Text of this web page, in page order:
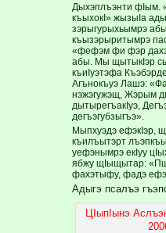
Дыхэплъэнти фIым.
къыхокI» жызыIа
зэрыгурыхьымрэ
къызэрыритымрэ
«фефэм фи фэр
абы. Мы щытыкIэр
къиIуэтэфа
Агънокъуэ Лашэ:
нэжэгужэщ, Жэрым
дытырегъакIуэ,
дегъэгубзыгъэ».
Мыпхуэдэ ефэкIэр,
къилъытэрт
уефэнымрэ екIуу
ябжу щIыщытар:
фахэтыфу, фадэ
ЦIыпIынэ
Адыгэ псалъэ